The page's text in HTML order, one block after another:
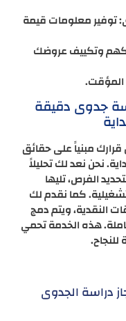
توفير معلومات قيمة
وتكييف عروضك
المؤقت.
جدوى دقيقة
مبنياً على حقائق
نحن نعد لك تحليلاً
الفرص، تليها
كما نقدم لك
النقدية، ويتم دمج
هذه الخدمة تحمي
دراسة الجدوى